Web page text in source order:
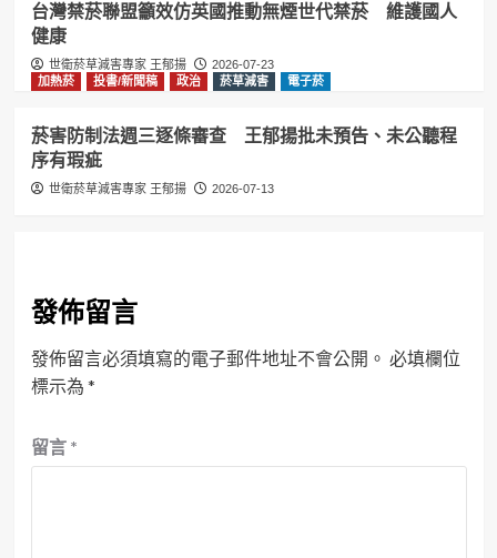
台灣禁菸聯盟籲效仿英國推動無煙世代禁菸 維護國人
健康
世衛菸草減害專家 王郁揚
2026-07-23
加熱菸
投書/新聞稿 政治 菸草減害 電子菸
菸害防制法週三逐條審查 王郁揚批未預告、未公聽程
序有瑕疵
世衛菸草減害專家 王郁揚 2026-07-13
發佈留言
發佈留言必須填寫的電子郵件地址不會公開。 必填欄位
標示為 *
留言 *